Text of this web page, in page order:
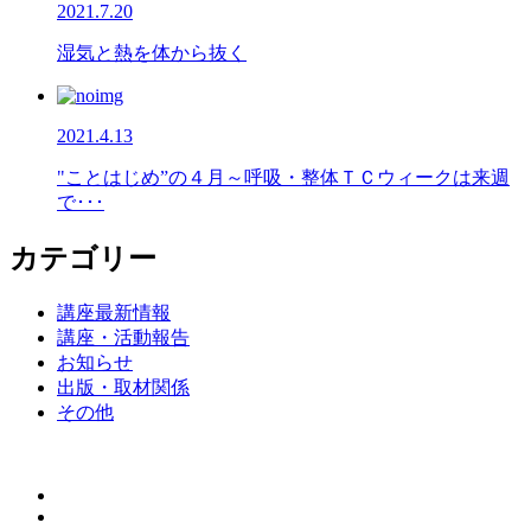
2021.7.20
湿気と熱を体から抜く
2021.4.13
"ことはじめ”の４月～呼吸・整体ＴＣウィークは来週
で･･･
カテゴリー
講座最新情報
講座・活動報告
お知らせ
出版・取材関係
その他